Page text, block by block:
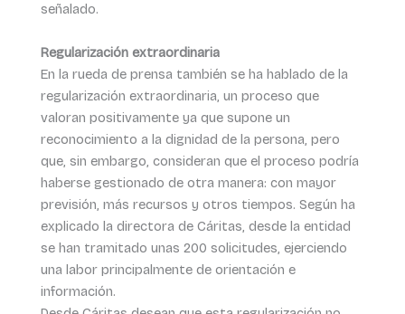
señalado.
Regularización extraordinaria
En la rueda de prensa también se ha hablado de la
regularización extraordinaria, un proceso que
valoran positivamente ya que supone un
reconocimiento a la dignidad de la persona, pero
que, sin embargo, consideran que el proceso podría
haberse gestionado de otra manera: con mayor
previsión, más recursos y otros tiempos. Según ha
explicado la directora de Cáritas, desde la entidad
se han tramitado unas 200 solicitudes, ejerciendo
una labor principalmente de orientación e
información.